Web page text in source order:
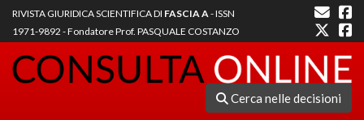
RIVISTA GIURIDICA SCIENTIFICA DI FASCIA A- ISSN
1971-9892 - Fondatore Prof. PASQUALE COSTANZO
Cerca nelle decisioni